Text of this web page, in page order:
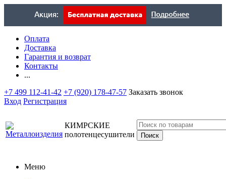
Оплата
Доставка
Гарантия и возврат
Контакты
...
+7 499 112-41-42 +7 (920) 178-47-57 Заказать звонок
Вход Регистрация
КИМРСКИЕ
полотенцесушители
Меню